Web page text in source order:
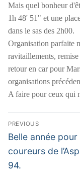
Mais quel bonheur
1h 48' 51" et une
dans le sas des 2h00.
Organisation parfaite
ravitaillements,
retour en car pour
organisations
A faire pour ceux qui
Navigation
de
l’article
PREVIOUS
Previous
post:
Belle année pour
coureurs de
94.